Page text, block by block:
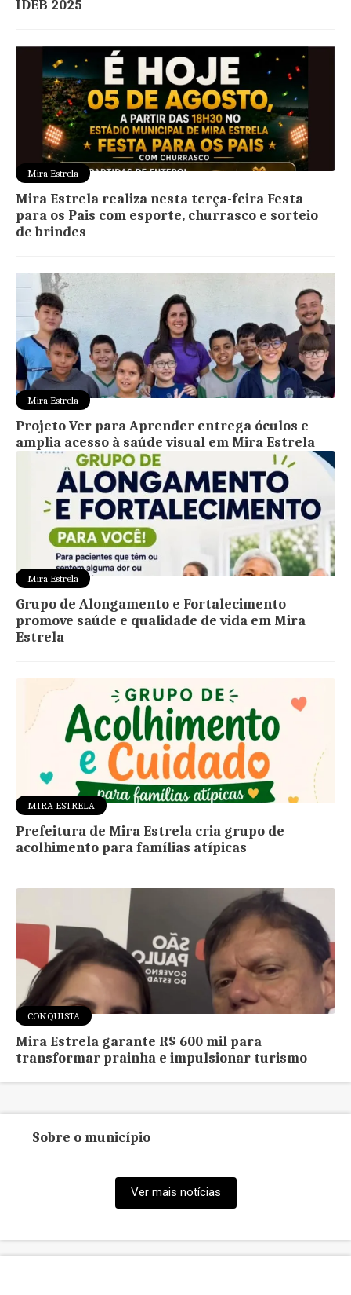
IDEB 2025
Mira Estrela
Mira Estrela realiza nesta terça-feira Festa
para os Pais com esporte, churrasco e sorteio
de brindes
Mira Estrela
Projeto Ver para Aprender entrega óculos e
amplia acesso à saúde visual em Mira Estrela
Mira Estrela
Grupo de Alongamento e Fortalecimento
promove saúde e qualidade de vida em Mira
Estrela
MIRA ESTRELA
Prefeitura de Mira Estrela cria grupo de
acolhimento para famílias atípicas
CONQUISTA
Mira Estrela garante R$ 600 mil para
transformar prainha e impulsionar turismo
Sobre o município
Ver mais notícias